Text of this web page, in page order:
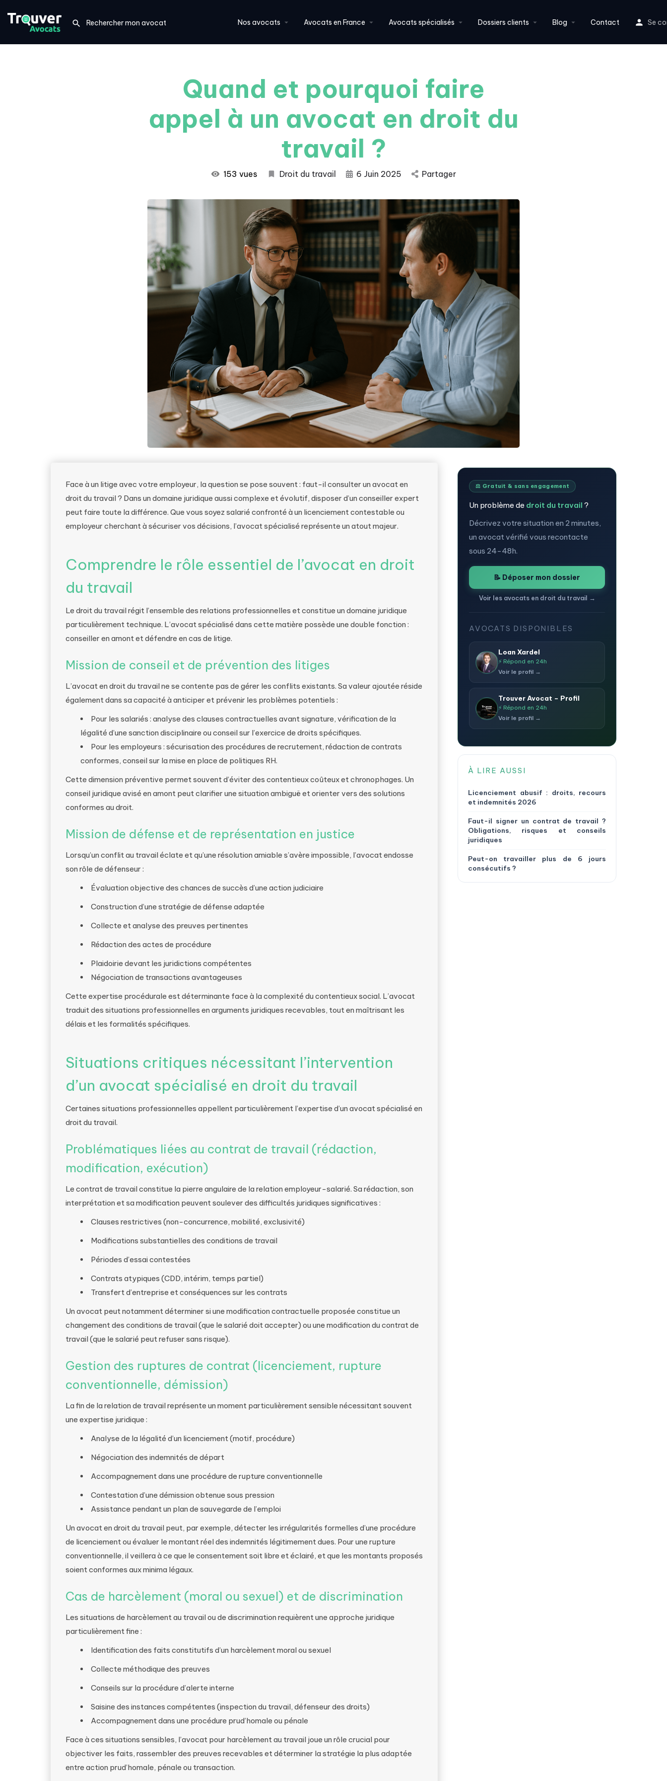
Nos avocats Avocats en France Avocats spécialisés Dossiers clients Blog Contact Se
Quand et pourquoi faire
appel à un avocat en droit du
travail ?
153 vues Droit du travail 6 Juin 2025 Partager
Face à un litige avec votre employeur, la question se pose souvent : faut-il consulter un avocat en
droit du travail ? Dans un domaine juridique aussi complexe et évolutif, disposer d’un conseiller expert
peut faire toute la différence. Que vous soyez salarié confronté à un licenciement contestable ou
employeur cherchant à sécuriser vos décisions, l’avocat spécialisé représente un atout majeur.
Comprendre le rôle essentiel de l’avocat en droit
du travail
Le droit du travail régit l’ensemble des relations professionnelles et constitue un domaine juridique
particulièrement technique. L’avocat spécialisé dans cette matière possède une double fonction :
conseiller en amont et défendre en cas de litige.
Mission de conseil et de prévention des litiges
L’avocat en droit du travail ne se contente pas de gérer les conflits existants. Sa valeur ajoutée réside
également dans sa capacité à anticiper et prévenir les problèmes potentiels :
Pour les salariés : analyse des clauses contractuelles avant signature, vérification de la
légalité d’une sanction disciplinaire ou conseil sur l’exercice de droits spécifiques.
Pour les employeurs : sécurisation des procédures de recrutement, rédaction de contrats
conformes, conseil sur la mise en place de politiques RH.
Cette dimension préventive permet souvent d’éviter des contentieux coûteux et chronophages. Un
conseil juridique avisé en amont peut clarifier une situation ambiguë et orienter vers des solutions
conformes au droit.
Mission de défense et de représentation en justice
Lorsqu’un conflit au travail éclate et qu’une résolution amiable s’avère impossible, l’avocat endosse
son rôle de défenseur :
Évaluation objective des chances de succès d’une action judiciaire
Construction d’une stratégie de défense adaptée
Collecte et analyse des preuves pertinentes
Rédaction des actes de procédure
Plaidoirie devant les juridictions compétentes
Négociation de transactions avantageuses
Cette expertise procédurale est déterminante face à la complexité du contentieux social. L’avocat
traduit des situations professionnelles en arguments juridiques recevables, tout en maîtrisant les
délais et les formalités spécifiques.
Situations critiques nécessitant l’intervention
d’un avocat spécialisé en droit du travail
Certaines situations professionnelles appellent particulièrement l’expertise d’un avocat spécialisé en
droit du travail.
Problématiques liées au contrat de travail (rédaction,
modification, exécution)
Le contrat de travail constitue la pierre angulaire de la relation employeur-salarié. Sa rédaction, son
interprétation et sa modification peuvent soulever des difficultés juridiques significatives :
Clauses restrictives (non-concurrence, mobilité, exclusivité)
Modifications substantielles des conditions de travail
Périodes d’essai contestées
Contrats atypiques (CDD, intérim, temps partiel)
Transfert d’entreprise et conséquences sur les contrats
Un avocat peut notamment déterminer si une modification contractuelle proposée constitue un
changement des conditions de travail (que le salarié doit accepter) ou une modification du contrat de
travail (que le salarié peut refuser sans risque).
Gestion des ruptures de contrat (licenciement, rupture
conventionnelle, démission)
La fin de la relation de travail représente un moment particulièrement sensible nécessitant souvent
une expertise juridique :
Analyse de la légalité d’un licenciement (motif, procédure)
Négociation des indemnités de départ
Accompagnement dans une procédure de rupture conventionnelle
Contestation d’une démission obtenue sous pression
Assistance pendant un plan de sauvegarde de l’emploi
Un avocat en droit du travail peut, par exemple, détecter les irrégularités formelles d’une procédure
de licenciement ou évaluer le montant réel des indemnités légitimement dues. Pour une rupture
conventionnelle, il veillera à ce que le consentement soit libre et éclairé, et que les montants proposés
soient conformes aux minima légaux.
Cas de harcèlement (moral ou sexuel) et de discrimination
Les situations de harcèlement au travail ou de discrimination requièrent une approche juridique
particulièrement fine :
Identification des faits constitutifs d’un harcèlement moral ou sexuel
Collecte méthodique des preuves
Conseils sur la procédure d’alerte interne
Saisine des instances compétentes (inspection du travail, défenseur des droits)
Accompagnement dans une procédure prud’homale ou pénale
Face à ces situations sensibles, l’avocat pour harcèlement au travail joue un rôle crucial pour
objectiver les faits, rassembler des preuves recevables et déterminer la stratégie la plus adaptée
entre action prud’homale, pénale ou transaction.
⚖️ Gratuit & sans engagement
Un problème de droit du travail ?
Décrivez votre situation en 2 minutes,
un avocat vérifié vous recontacte
sous 24-48h.
📝 Déposer mon dossier
Voir les avocats en droit du travail →
AVOCATS DISPONIBLES
Loan Xardel
⚡ Répond en 24h
Voir le profil →
Trouver Avocat – Profil
⚡ Répond en 24h
Voir le profil →
À LIRE AUSSI
Licenciement abusif : droits, recours
et indemnités 2026
Faut-il signer un contrat de travail ?
Obligations, risques et conseils
juridiques
Peut-on travailler plus de 6 jours
consécutifs ?